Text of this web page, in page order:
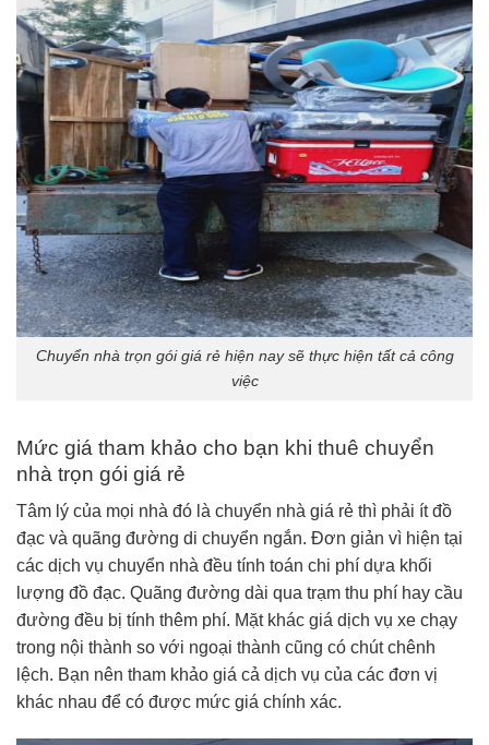
Chuyển nhà trọn gói giá rẻ hiện nay sẽ thực hiện tất cả công
việc
Mức giá tham khảo cho bạn khi thuê chuyển
nhà trọn gói giá rẻ
Tâm lý của mọi nhà đó là chuyển nhà giá rẻ thì phải ít đồ
đạc và quãng đường di chuyển ngắn. Đơn giản vì hiện tại
các dịch vụ chuyển nhà đều tính toán chi phí dựa khối
lượng đồ đạc. Quãng đường dài qua trạm thu phí hay cầu
đường đều bị tính thêm phí. Mặt khác giá dịch vụ xe chạy
trong nội thành so với ngoại thành cũng có chút chênh
lệch. Bạn nên tham khảo giá cả dịch vụ của các đơn vị
khác nhau để có được mức giá chính xác.